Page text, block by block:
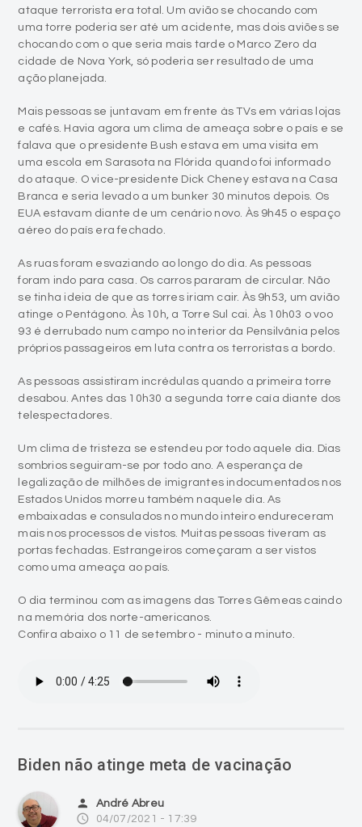
ataque terrorista era total. Um avião se chocando com
uma torre poderia ser até um acidente, mas dois aviões se
chocando com o que seria mais tarde o Marco Zero da
cidade de Nova York, só poderia ser resultado de uma
ação planejada.
Mais pessoas se juntavam em frente às TVs em várias lojas
e cafés. Havia agora um clima de ameaça sobre o país e se
falava que o presidente Bush estava em uma visita em
uma escola em Sarasota na Flórida quando foi informado
do ataque. O vice-presidente Dick Cheney estava na Casa
Branca e seria levado a um bunker 30 minutos depois. Os
EUA estavam diante de um cenário novo. Às 9h45 o espaço
aéreo do país era fechado.
As ruas foram esvaziando ao longo do dia. As pessoas
foram indo para casa. Os carros pararam de circular. Não
se tinha ideia de que as torres iriam cair. Às 9h53, um avião
atinge o Pentágono. Às 10h, a Torre Sul cai. Às 10h03 o voo
93 é derrubado num campo no interior da Pensilvânia pelos
próprios passageiros em luta contra os terroristas a bordo.
As pessoas assistiram incrédulas quando a primeira torre
desabou. Antes das 10h30 a segunda torre caía diante dos
telespectadores.
Um clima de tristeza se estendeu por todo aquele dia. Dias
sombrios seguiram-se por todo ano. A esperança de
legalização de milhões de imigrantes indocumentados nos
Estados Unidos morreu também naquele dia. As
embaixadas e consulados no mundo inteiro endureceram
mais nos processos de vistos. Muitas pessoas tiveram as
portas fechadas. Estrangeiros começaram a ser vistos
como uma ameaça ao país.
O dia terminou com as imagens das Torres Gêmeas caindo
na memória dos norte-americanos.
Confira abaixo o 11 de setembro - minuto a minuto.
Biden não atinge meta de vacinação
person André Abreu
access_time 04/07/2021 - 17:39